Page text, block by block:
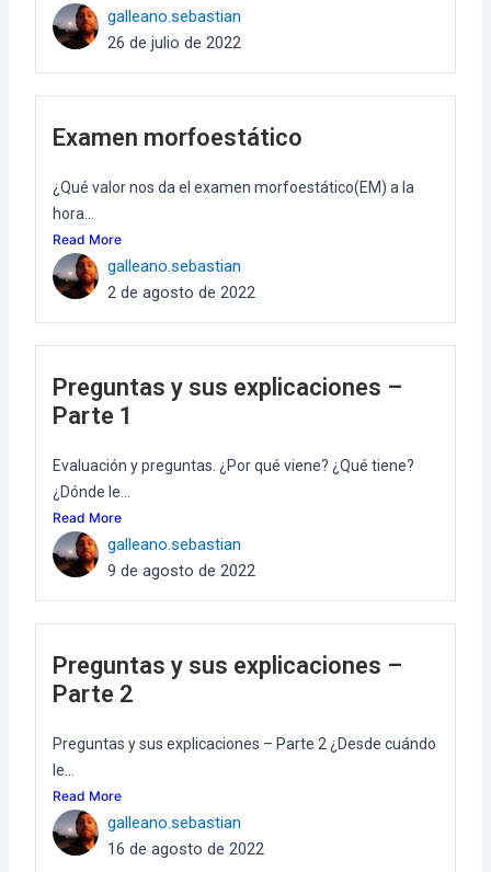
galleano.sebastian
26 de julio de 2022
Examen morfoestático
¿Qué valor nos da el examen morfoestático(EM) a la
hora...
Read More
galleano.sebastian
2 de agosto de 2022
Preguntas y sus explicaciones –
Parte 1
Evaluación y preguntas. ¿Por qué viene? ¿Qué tiene?
¿Dónde le...
Read More
galleano.sebastian
9 de agosto de 2022
Preguntas y sus explicaciones –
Parte 2
Preguntas y sus explicaciones – Parte 2 ¿Desde cuándo
le...
Read More
galleano.sebastian
16 de agosto de 2022